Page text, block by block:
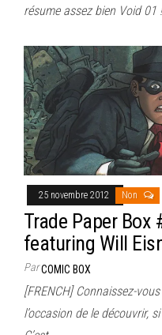
résume assez bien Void 01
25 novembre 2012 Non
Trade Paper Box
featuring Will
ParCOMIC BOX
[FRENCH] Connaissez-
l’occasion de le découvrir,